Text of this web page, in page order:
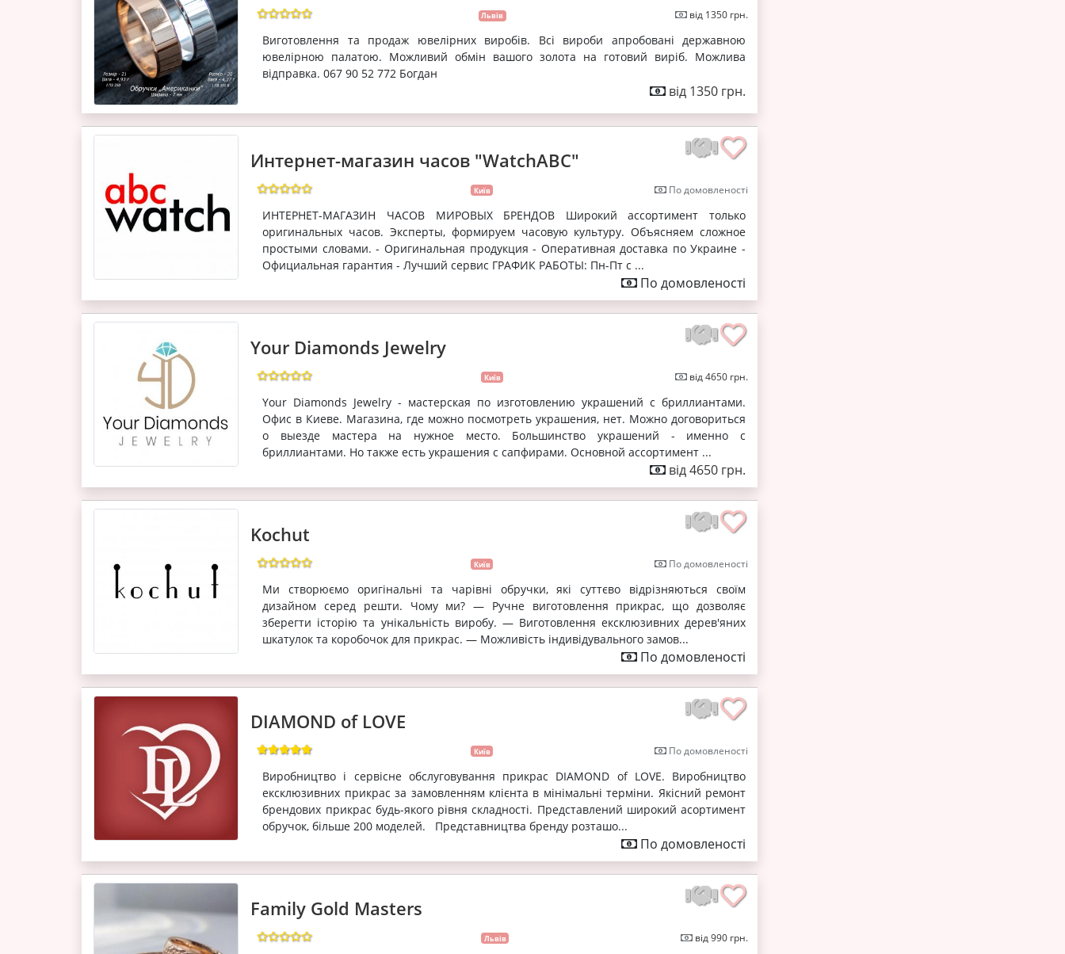
Львів від 1350 грн.
Виготовлення та продаж ювелірних виробів. Всі вироби апробовані державною
ювелірною палатою. Можливий обмін вашого золота на готовий виріб. Можлива
відправка. 067 90 52 772 Богдан
від 1350 грн.
Интернет-магазин часов "WatchABC"
Київ По домовленості
ИНТЕРНЕТ-МАГАЗИН ЧАСОВ МИРОВЫХ БРЕНДОВ Широкий ассортимент только
оригинальных часов. Эксперты, формируем часовую культуру. Объясняем сложное
простыми словами. - Оригинальная продукция - Оперативная доставка по Украине -
Официальная гарантия - Лучший сервис ГРАФИК РАБОТЫ: Пн-Пт с ...
По домовленості
Your Diamonds Jewelry
Київ від 4650 грн.
Your Diamonds Jewelry - мастерская по изготовлению украшений с бриллиантами.
Офис в Киеве. Магазина, где можно посмотреть украшения, нет. Можно договориться
о выезде мастера на нужное место. Большинство украшений - именно с
бриллиантами. Но также есть украшения с сапфирами. Основной ассортимент ...
від 4650 грн.
Kochut
Київ По домовленості
Ми створюємо оригінальні та чарівні обручки, які суттєво відрізняються своїм
дизайном серед решти. Чому ми? — Ручне виготовлення прикрас, що дозволяє
зберегти історію та унікальність виробу. — Виготовлення ексклюзивних дерев'яних
шкатулок та коробочок для прикрас. — Можливість індивідувального замов...
По домовленості
DIAMOND of LOVE
Київ По домовленості
Виробництво і сервісне обслуговування прикрас DIAMOND of LOVE. Виробництво
ексклюзивних прикрас за замовленням клієнта в мінімальні терміни. Якісний ремонт
брендових прикрас будь-якого рівня складності. Представлений широкий асортимент
обручок, більше 200 моделей. Представництва бренду розташо...
По домовленості
Family Gold Masters
Львів від 990 грн.